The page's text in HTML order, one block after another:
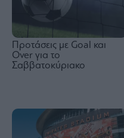
Προτάσεις με Goal και
Over για το
Σαββατοκύριακο